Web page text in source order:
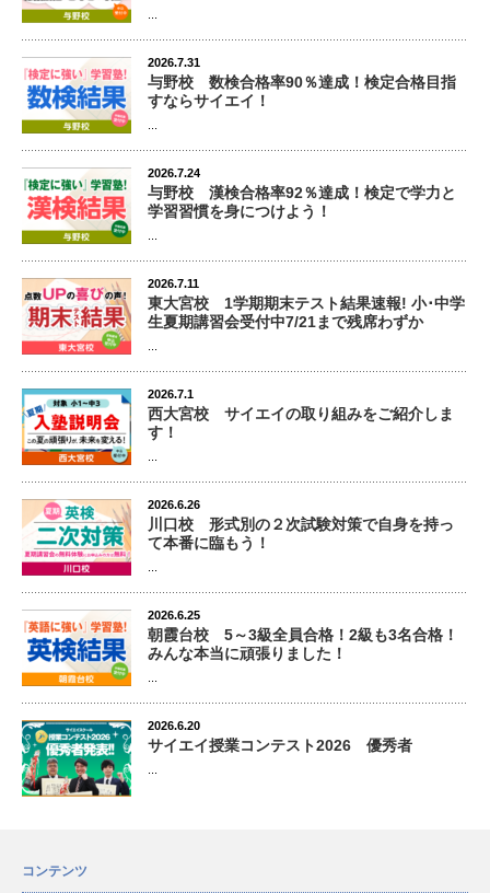
2026.7.31
与野校 数検合格率90％達成！検定合格目指
すならサイエイ！
2026.7.24
与野校 漢検合格率92％達成！検定で学力と
学習習慣を身につけよう！
2026.7.11
東大宮校 1学期期末テスト結果速報! 小･中学
生夏期講習会受付中7/21まで残席わずか
2026.7.1
西大宮校 サイエイの取り組みをご紹介しま
す！
2026.6.26
川口校 形式別の２次試験対策で自身を持っ
て本番に臨もう！
2026.6.25
朝霞台校 5～3級全員合格！2級も3名合格！
みんな本当に頑張りました！
2026.6.20
サイエイ授業コンテスト2026 優秀者
コンテンツ